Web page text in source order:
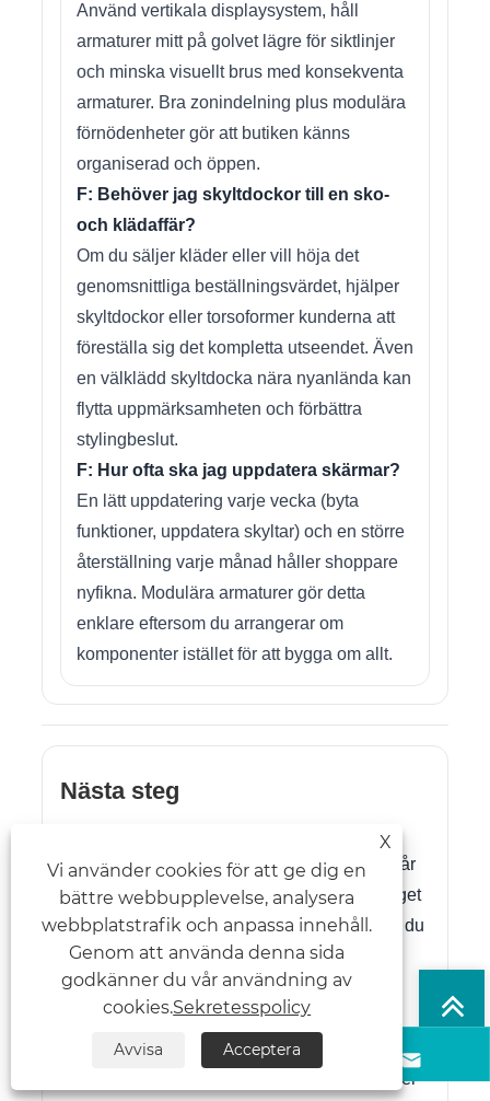
Använd vertikala displaysystem, håll
armaturer mitt på golvet lägre för siktlinjer
och minska visuellt brus med konsekventa
armaturer. Bra zonindelning plus modulära
förnödenheter gör att butiken känns
organiserad och öppen.
F: Behöver jag skyltdockor till en sko-
och klädaffär?
Om du säljer kläder eller vill höja det
genomsnittliga beställningsvärdet, hjälper
skyltdockor eller torsoformer kunderna att
föreställa sig det kompletta utseendet. Även
en välklädd skyltdocka nära nyanlända kan
flytta uppmärksamheten och förbättra
stylingbeslut.
F: Hur ofta ska jag uppdatera skärmar?
En lätt uppdatering varje vecka (byta
funktioner, uppdatera skyltar) och en större
återställning varje månad håller shoppare
nyfikna. Modulära armaturer gör detta
enklare eftersom du arrangerar om
komponenter istället för att bygga om allt.
Nästa steg
Rätt tillbehör "håller inte bara produkter". De
minskar friktionen, skyddar lagervärdet och får
kunderna att känna sig trygga från första steget
in i din butik till det ögonblick de betalar. Om du
vill ha en renare layout, snabbare påfyllning
och visar det faktiskt stöder försäljning, ditt
leveranssystem är det smartaste stället att
Om du planerar en ny butikskonfiguration eller
 
X
Vi använder cookies för att ge dig en
bättre webbupplevelse, analysera
webbplatstrafik och anpassa innehåll.
Genom att använda denna sida
godkänner du vår användning av
cookies.Sekretesspolicy
Avvisa Acceptera